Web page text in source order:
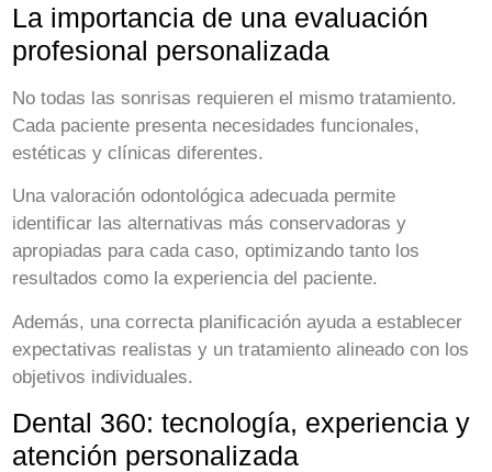
La importancia de una evaluación
profesional personalizada
No todas las sonrisas requieren el mismo tratamiento.
Cada paciente presenta necesidades funcionales,
estéticas y clínicas diferentes.
Una valoración odontológica adecuada permite
identificar las alternativas más conservadoras y
apropiadas para cada caso, optimizando tanto los
resultados como la experiencia del paciente.
Además, una correcta planificación ayuda a establecer
expectativas realistas y un tratamiento alineado con los
objetivos individuales.
Dental 360: tecnología, experiencia y
atención personalizada